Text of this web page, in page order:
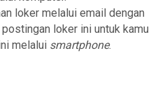
loker melalui email dengan
loker ini untuk kamu
melalui smartphone.